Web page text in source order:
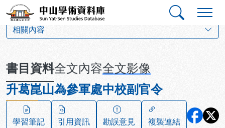
跳到主要內容
中山學術資料庫
相關內容
書目資料全文內容全文影像
升葛崑山為參軍處中校副官令
學習筆記 引用資訊 勘誤意見
複製連結